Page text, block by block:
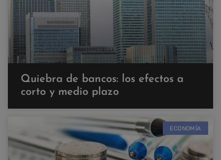
Quiebra de bancos: los efectos a
corto y medio plazo
ECONOMÍA